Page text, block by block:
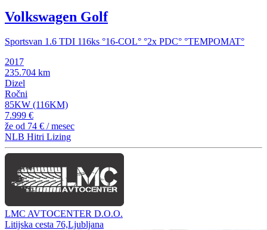
Volkswagen Golf
Sportsvan 1.6 TDI 116ks °16-COL° °2x PDC° °TEMPOMAT°
2017
235.704 km
Dizel
Ročni
85KW (116KM)
7.999 €
že od 74 € / mesec
NLB Hitri Lizing
LMC AVTOCENTER D.O.O.
Litijska cesta 76,Ljubljana